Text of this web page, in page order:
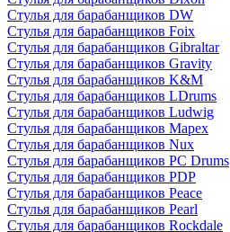
Стулья для барабанщиков DW
Стулья для барабанщиков Foix
Стулья для барабанщиков Gibraltar
Стулья для барабанщиков Gravity
Стулья для барабанщиков K&M
Стулья для барабанщиков LDrums
Стулья для барабанщиков Ludwig
Стулья для барабанщиков Mapex
Стулья для барабанщиков Nux
Стулья для барабанщиков PC Drums
Стулья для барабанщиков PDP
Стулья для барабанщиков Peace
Стулья для барабанщиков Pearl
Стулья для барабанщиков Rockdale